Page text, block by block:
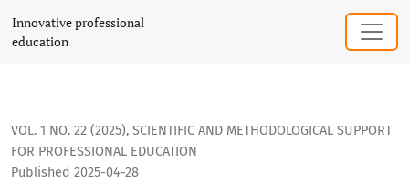
ONLINE TECHNOLOGY FOR THE FORMATION OF
Innovative professional
education
VOL. 1 NO. 22 (2025), SCIENTIFIC AND METHODOLOGICAL SUPPORT
FOR PROFESSIONAL EDUCATION
Published 2025-04-28